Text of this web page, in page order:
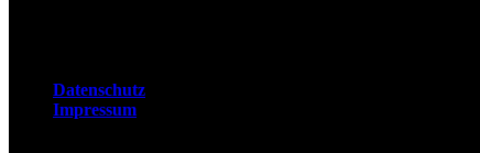
Datenschutz
Impressum